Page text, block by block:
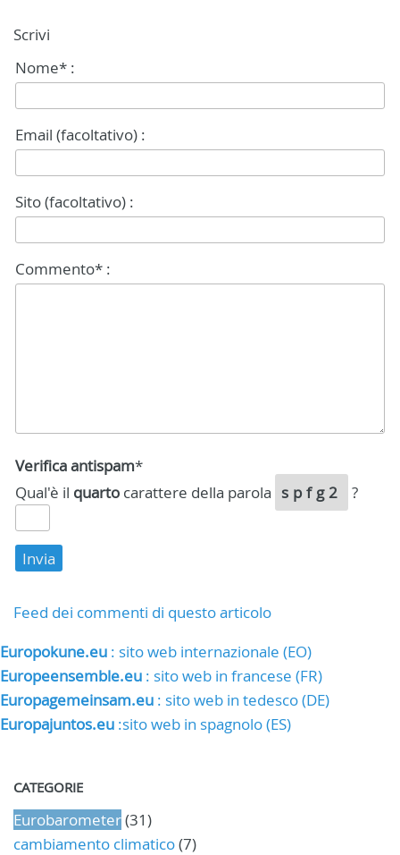
Scrivi
Nome* :
Email (facoltativo) :
Sito (facoltativo) :
Commento* :
Verifica antispam*
Qual'è il quarto carattere della parola spfg2 ?
Feed dei commenti di questo articolo
Europokune.eu : sito web internazionale (EO)
Europeensemble.eu : sito web in francese (FR)
Europagemeinsam.eu : sito web in tedesco (DE)
Europajuntos.eu :sito web in spagnolo (ES)
CATEGORIE
Eurobarometer(31)
cambiamento climatico(7)